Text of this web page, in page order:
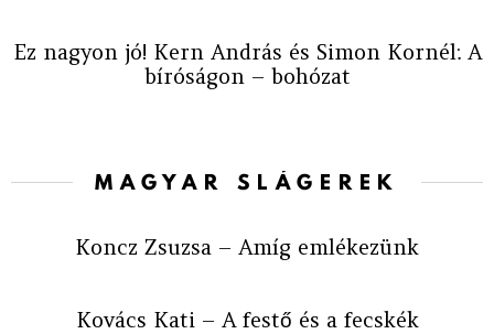
Ez nagyon jó! Kern András és Simon Kornél: A
bíróságon – bohózat
MAGYAR SLÁGEREK
Koncz Zsuzsa – Amíg emlékezünk
Kovács Kati – A festő és a fecskék